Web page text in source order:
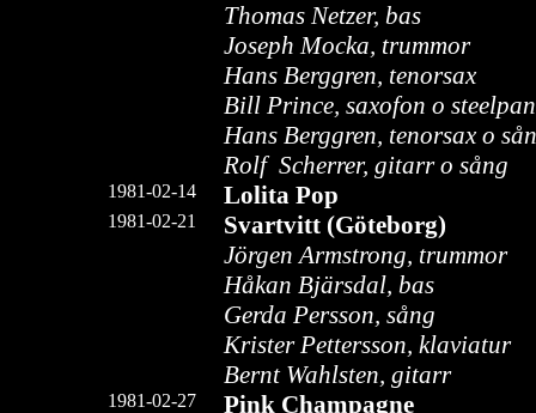
Thomas Netzer, bas
Joseph Mocka, trummor
Hans Berggren, tenorsax
Bill Prince, saxofon o
Hans Berggren, tenorsax o
Rolf Scherrer, gitarr o sång
1981-02-14 Lolita Pop
1981-02-21 Svartvitt (Göteborg)
Jörgen Armstrong, trummor
Håkan Bjärsdal, bas
Gerda Persson, sång
Krister Pettersson, klaviatur
Bernt Wahlsten, gitarr
1981-02-27 Pink Champagne